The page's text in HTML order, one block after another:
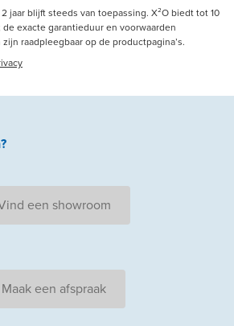
jaar blijft steeds van toepassing. X²O biedt tot 10
exacte garantieduur en voorwaarden
raadpleegbaar op de productpagina’s.
?
een showroom
Maak een afspraak